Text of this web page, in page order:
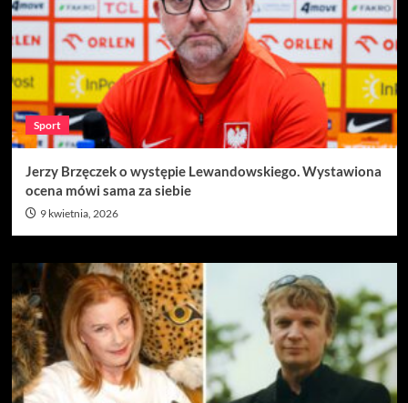
Sport
Jerzy Brzęczek o występie Lewandowskiego. Wystawiona
ocena mówi sama za siebie
9 kwietnia, 2026